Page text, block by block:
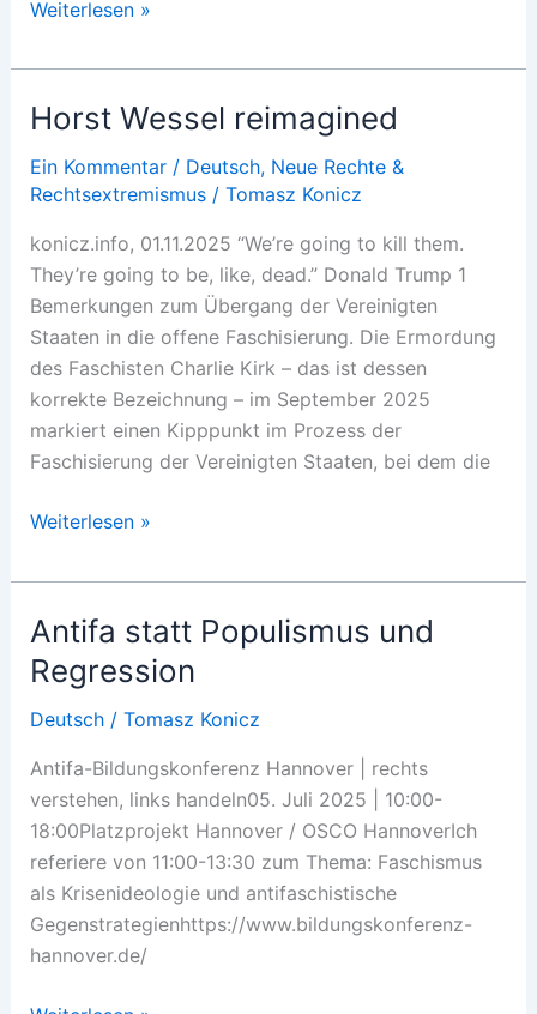
Understanding
Vance
Weiterlesen »
Horst Wessel reimagined
Ein Kommentar / Deutsch, Neue Rechte &
Rechtsextremismus/ Tomasz Konicz
konicz.info, 01.11.2025 “We’re going to kill them.
They’re going to be, like, dead.” Donald Trump 1
Bemerkungen zum Übergang der Vereinigten
Staaten in die offene Faschisierung. Die Ermordung
des Faschisten Charlie Kirk – das ist dessen
korrekte Bezeichnung – im September 2025
markiert einen Kipppunkt im Prozess der
Faschisierung der Vereinigten Staaten, bei dem die
Horst
reimagined
Weiterlesen »
Antifa statt Populismus und
Regression
Deutsch/ Tomasz Konicz
Antifa-Bildungs­konferenz Hannover | rechts
verstehen, links handeln05. Juli 2025 | 10:00-
18:00Platzprojekt Hannover / OSCO HannoverIch
referiere von 11:00-13:30 zum Thema: Faschismus
als Krisenideologie und antifaschistische
Gegenstrategienhttps://www.bildungskonferenz-
hannover.de/